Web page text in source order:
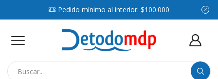
Pedido mínimo al interior: $100.000